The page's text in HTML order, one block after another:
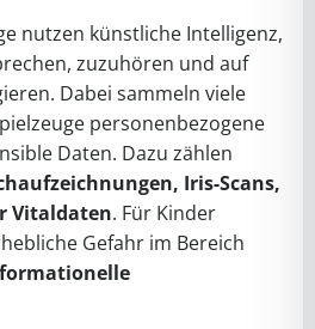
nutzen künstliche Intelligenz,
zuzuhören und auf
Dabei sammeln viele
personenbezogene
Daten. Dazu zählen
Iris-Scans,
Vitaldaten. Für Kinder
Gefahr im Bereich